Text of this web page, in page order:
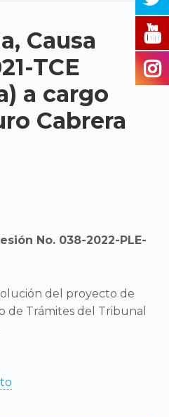
Causa
TCE
a cargo
Cabrera
No. 038-2022-PLE-
del proyecto de
de Trámites del Tribunal